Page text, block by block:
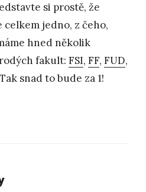
si prostě, že
celkem jedno, z čeho,
hned několik
fakult: FSI, FF, FUD,
snad to bude za 1!